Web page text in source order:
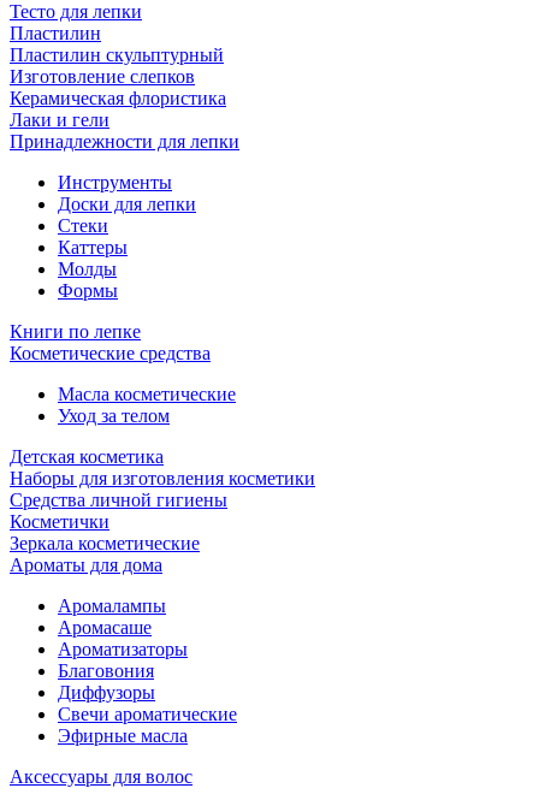
Тесто для лепки
Пластилин
Пластилин скульптурный
Изготовление слепков
Керамическая флористика
Лаки и гели
Принадлежности для лепки
Инструменты
Доски для лепки
Стеки
Каттеры
Молды
Формы
Книги по лепке
Косметические средства
Масла косметические
Уход за телом
Детская косметика
Наборы для изготовления косметики
Средства личной гигиены
Косметички
Зеркала косметические
Ароматы для дома
Аромалампы
Аромасаше
Ароматизаторы
Благовония
Диффузоры
Свечи ароматические
Эфирные масла
Аксессуары для волос